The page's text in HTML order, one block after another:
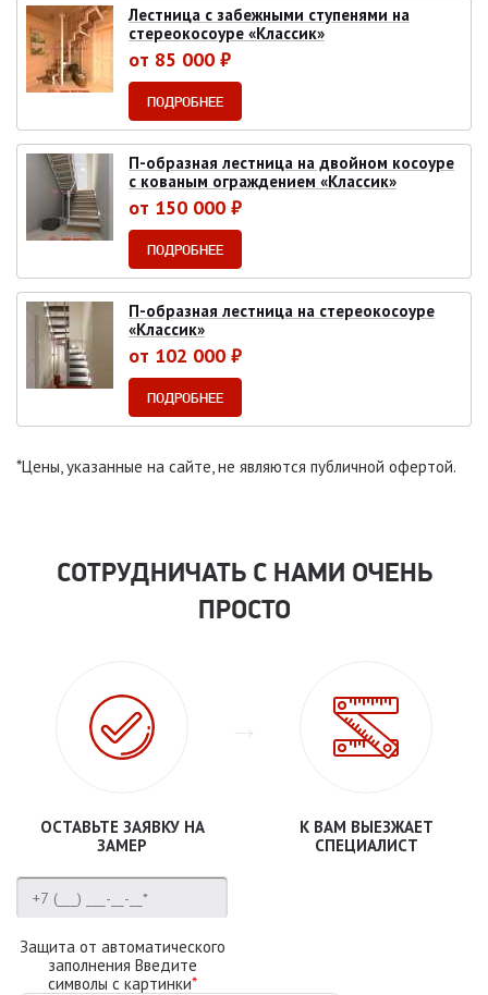
Лестница с забежными ступенями на
стереокосоуре «Классик»
от 85 000 ₽
ПОДРОБНЕЕ
П-образная лестница на двойном косоуре
с кованым ограждением «Классик»
от 150 000 ₽
ПОДРОБНЕЕ
П-образная лестница на стереокосоуре
«Классик»
от 102 000 ₽
ПОДРОБНЕЕ
*Цены, указанные на сайте, не являются публичной офертой.
СОТРУДНИЧАТЬ С НАМИ ОЧЕНЬ
ПРОСТО
ОСТАВЬТЕ ЗАЯВКУ НА
ЗАМЕР
Защита от автоматического
заполнения Введите
символы с картинки*
К ВАМ ВЫЕЗЖАЕТ
СПЕЦИАЛИСТ